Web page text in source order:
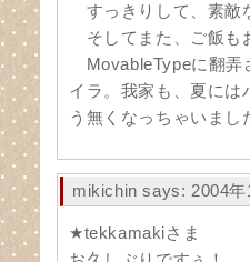
すっきりして、素敵
そしてまた、ご飯も
MovableTypeに翻弄
イラ。我家も、夏には
う無くなっちゃいまし
mikichin says: 2004年
★tekkamakiさま